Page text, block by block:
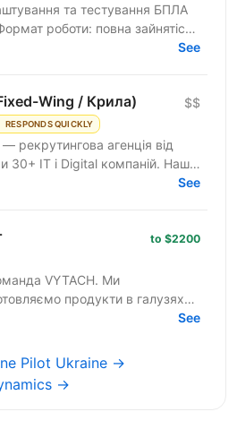
та тестування БПЛА
роботи: повна зайнятість
See
Wing / Крила)
RESPONDS QUICKLY
$$
рекрутингова агенція від
30+ IT і Digital компаній. Наш
mil-tech компанія, що створює...
See
to $2200
продукти в галузях
цифрової обробки сигналів.See
Pilot Ukraine →
→